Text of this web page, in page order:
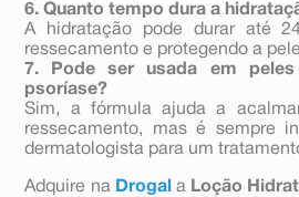
6. Quanto tempo dura a
A hidratação pode durar até
ressecamento e protegendo a
7. Pode ser usada em
psoríase?
Sim, a fórmula ajuda a
ressecamento, mas é sempre
dermatologista para um
Adquire na Drogal a Loção